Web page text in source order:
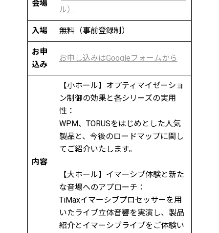
会場
ル）
入場 無料（事前登録制）
お申
込み
お申し込みはGoogleフォームから
内容
【小ホール】オプティマイゼーショ
ン制御の効果と各シリーズの実用
性：
WPM、TORUSをはじめとした人気
製品と、今後のロードマップに関し
てご紹介いたします。
【大ホール】イマーシブ体験と新た
な音場へのアプローチ：
TiMaxイマーシブプロセッサーを用
いたライブ立体音響を実演し、製品
紹介とイマーシブライブをご体験い